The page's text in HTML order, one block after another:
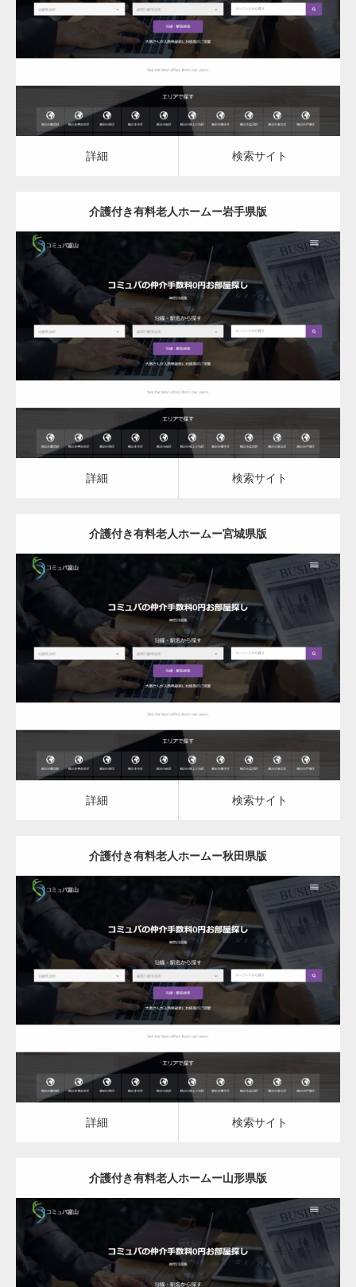
介護付き有料老人ホーム
詳細 検索サイト
詳細 検索サイト
介護付き有料老人ホームー岩手県版
更新日： 2023.03.08
介護付き有料老人ホーム
詳細 検索サイト
詳細 検索サイト
介護付き有料老人ホームー宮城県版
更新日： 2023.03.08
介護付き有料老人ホーム
詳細 検索サイト
詳細 検索サイト
介護付き有料老人ホームー秋田県版
更新日： 2023.03.08
介護付き有料老人ホーム
詳細 検索サイト
詳細 検索サイト
介護付き有料老人ホームー山形県版
更新日： 2023.03.08